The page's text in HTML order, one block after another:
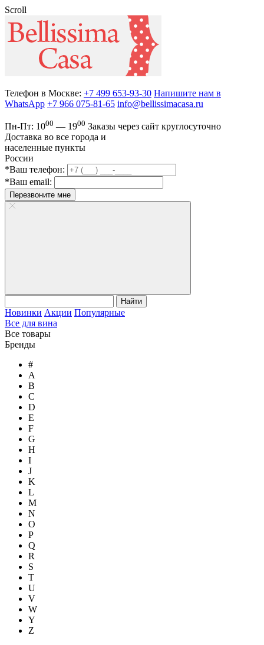
Scroll
Телефон в Москве: +7 499 653-93-30 Напишите нам в
WhatsApp +7 966 075-81-65 info@bellissimacasa.ru
Пн-Пт: 1000 — 1900 Заказы через сайт круглосуточно
Доставка во все города и
населенные пункты
России
*Ваш телефон:
*Ваш email:
Перезвоните мне
Найти
Новинки Акции Популярные
Все для вина
Все товары
Бренды
#
A
B
C
D
E
F
G
H
I
J
K
L
M
N
O
P
Q
R
S
T
U
V
W
Y
Z